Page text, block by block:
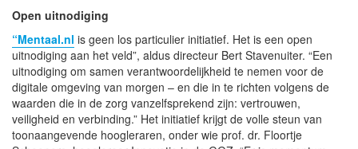
Open uitnodiging
“Mentaal.nl is geen los particulier initiatief. Het is een open
uitnodiging aan het veld”, aldus directeur Bert Stavenuiter. “Een
uitnodiging om samen verantwoordelijkheid te nemen voor de
digitale omgeving van morgen – en die in te richten volgens de
waarden die in de zorg vanzelfsprekend zijn: vertrouwen,
veiligheid en verbinding.” Het initiatief krijgt de volle steun van
toonaangevende hoogleraren, onder wie prof. dr. Floortje